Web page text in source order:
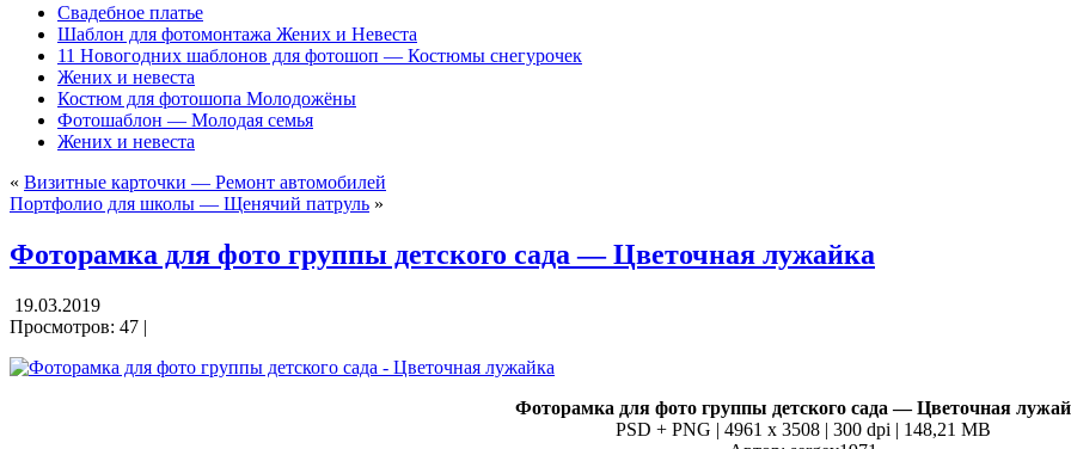
Свадебное платье
Шаблон для фотомонтажа Жених и Невеста
11 Новогодних шаблонов для фотошоп — Костюмы снегурочек
Жених и невеста
Костюм для фотошопа Молодожёны
Фотошаблон — Молодая семья
Жених и невеста
« Визитные карточки — Ремонт автомобилей
Портфолио для школы — Щенячий патруль »
Фоторамка для фото группы детского сада — Цветочная лужайка
19.03.2019
Просмотров: 47 |
Фоторамка для фото группы детского сада — Цветочная
PSD + PNG | 4961 x 3508 | 300 dpi | 148,21 MB